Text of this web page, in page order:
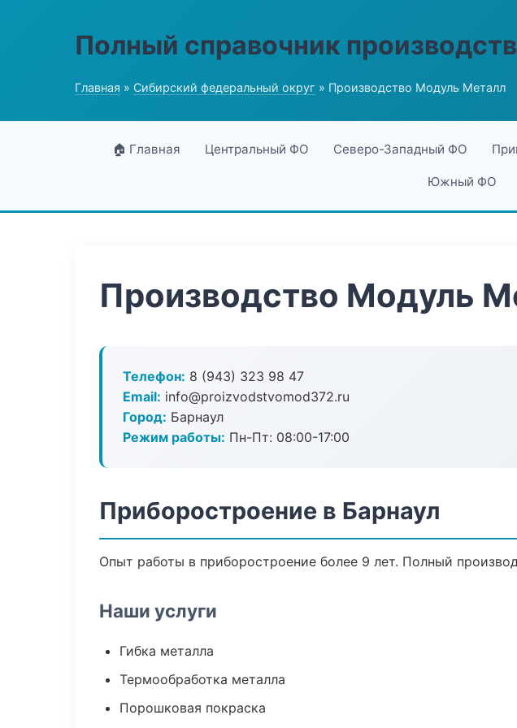
Полный справочник
Главная » Сибирский федеральный округ » Производство Модуль Металл
🏠 Главная Центральный ФО Северо-Западный ФО
Южный ФО
Производство Модуль
Телефон: 8 (943) 323 98 47
Email: info@proizvodstvomod372.ru
Город: Барнаул
Режим работы: Пн-Пт: 08:00-17:00
Приборостроение в Барнаул
Опыт работы в приборостроение более 9 лет. Полный
Наши услуги
Гибка металла
Термообработка металла
Порошковая покраска